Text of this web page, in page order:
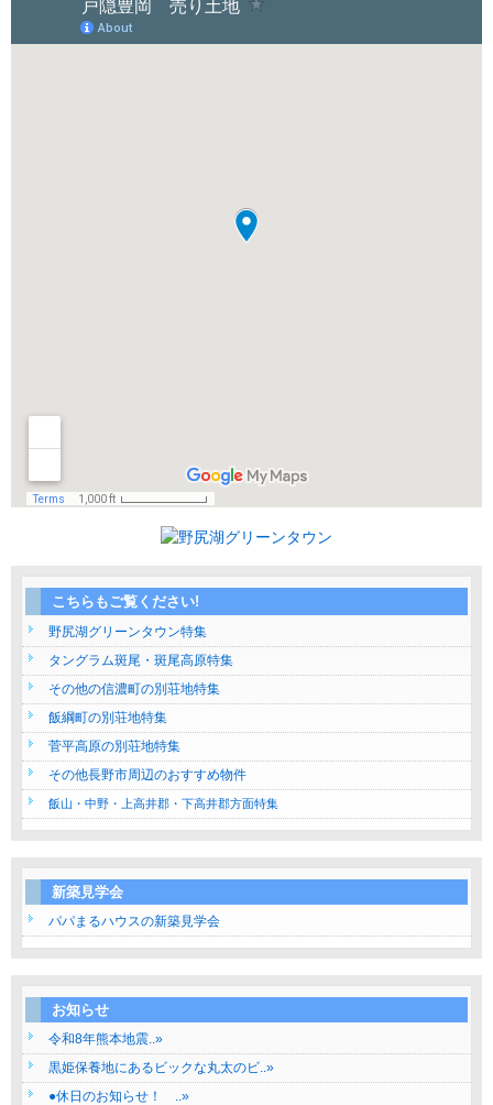
こちらもご覧ください!
野尻湖グリーンタウン特集
タングラム斑尾・斑尾高原特集
その他の信濃町の別荘地特集
飯綱町の別荘地特集
菅平高原の別荘地特集
その他長野市周辺のおすすめ物件
飯山・中野・上高井郡・下高井郡方面特集
新築見学会
パパまるハウスの新築見学会
お知らせ
令和8年熊本地震..»
黒姫保養地にあるビックな丸太のビ..»
●休日のお知らせ！ ..»